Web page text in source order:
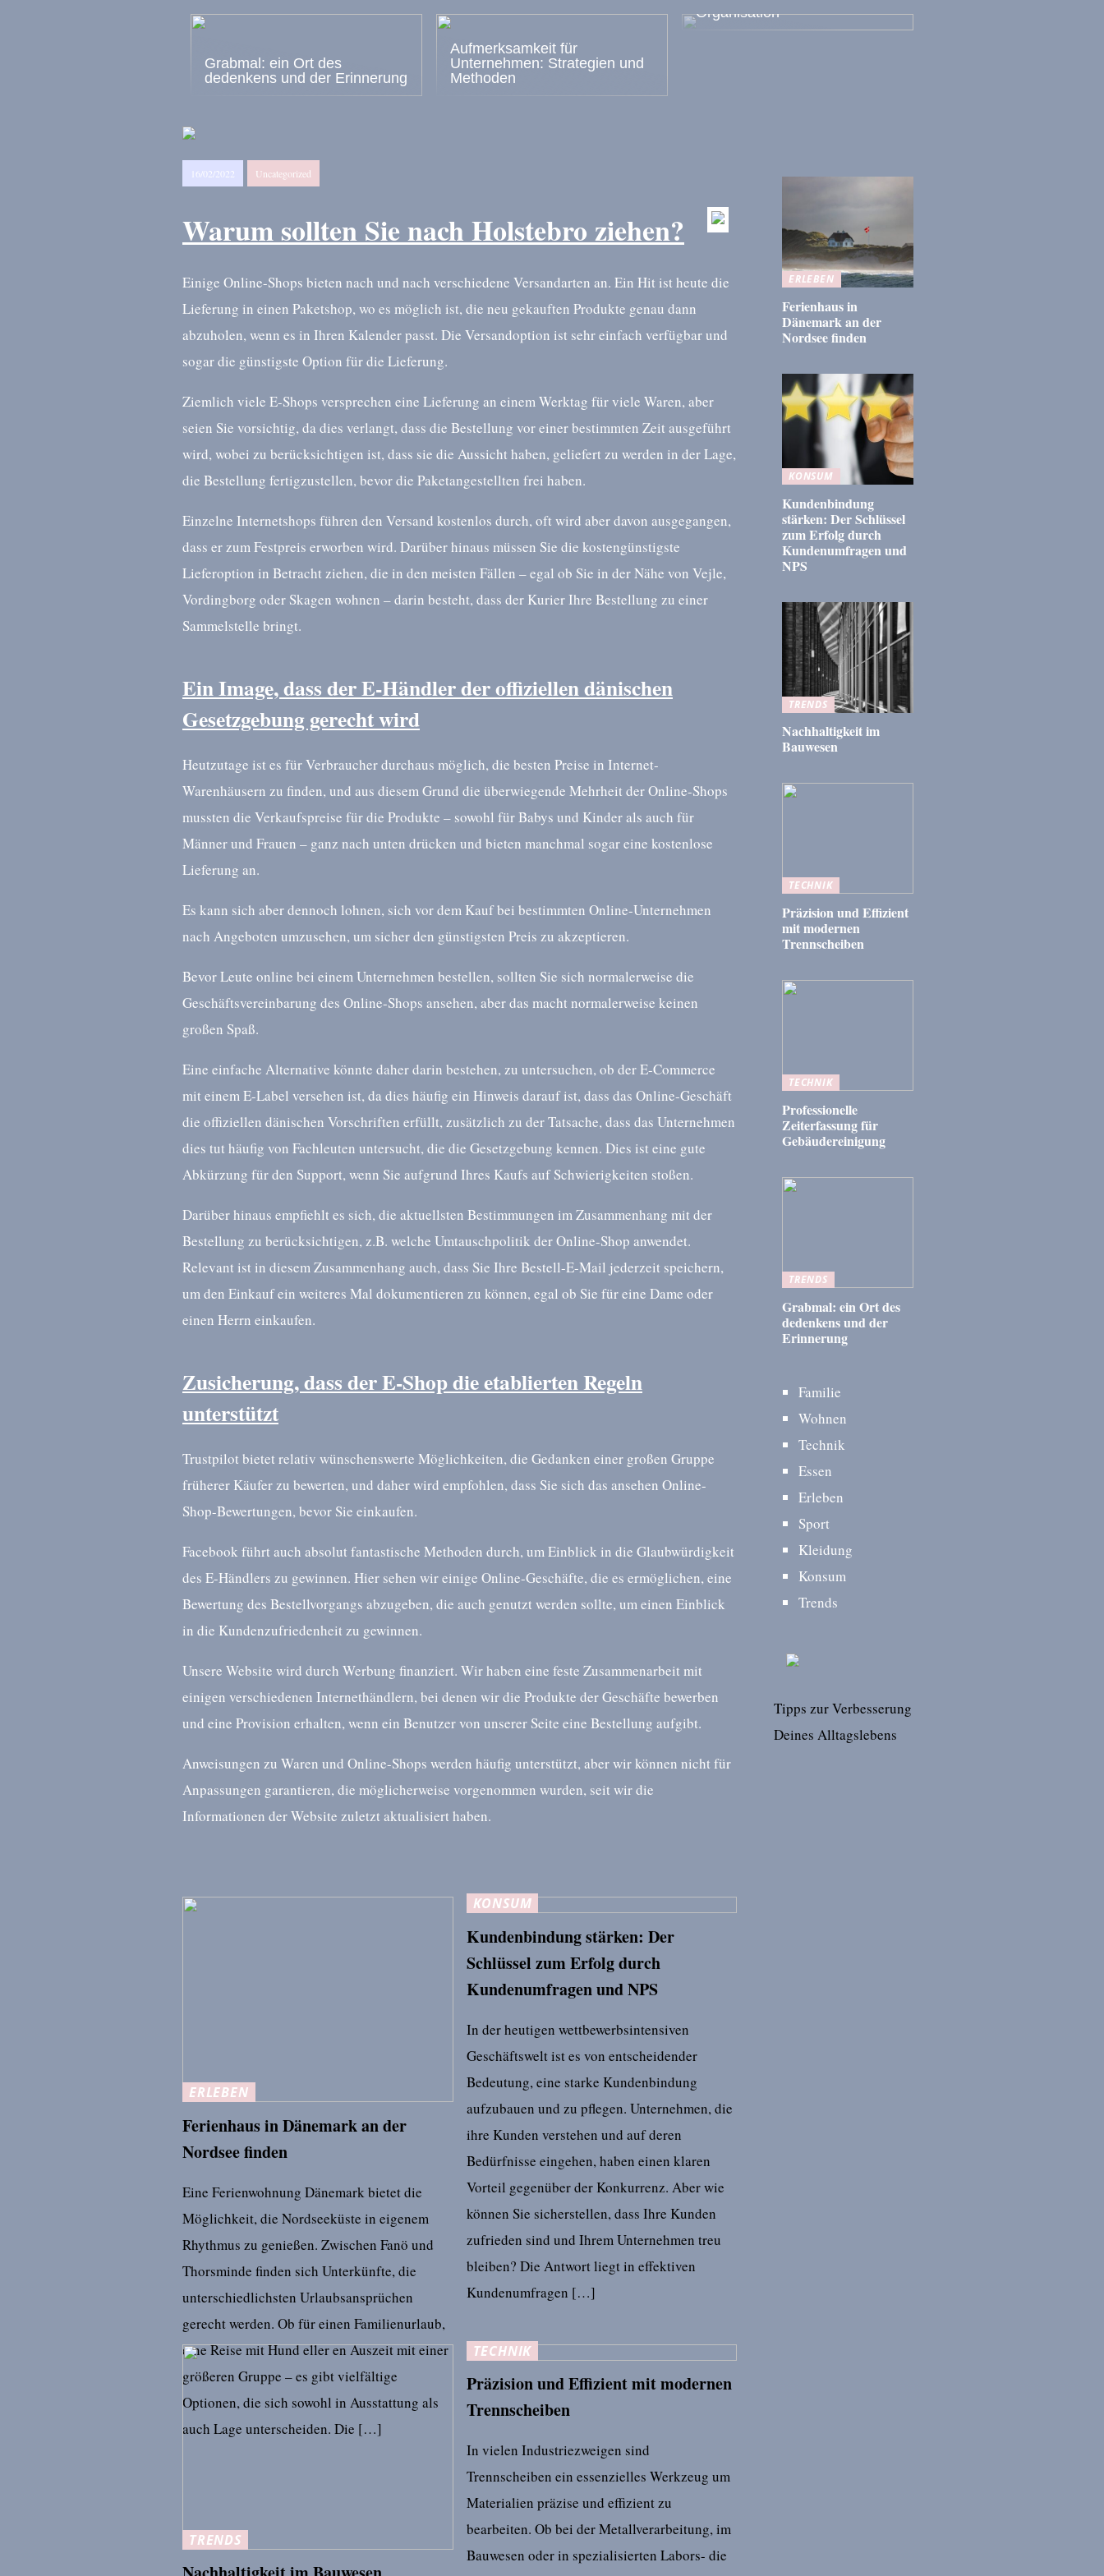
Grabmal: ein Ort des
dedenkens und der Erinnerung
Aufmerksamkeit für
Unternehmen: Strategien und
Methoden
Organisation
16/02/2022 Uncategorized
Warum sollten Sie nach Holstebro ziehen?
Einige Online-Shops bieten nach und nach verschiedene Versandarten an. Ein Hit ist heute die
Lieferung in einen Paketshop, wo es möglich ist, die neu gekauften Produkte genau dann
abzuholen, wenn es in Ihren Kalender passt. Die Versandoption ist sehr einfach verfügbar und
sogar die günstigste Option für die Lieferung.
Ziemlich viele E-Shops versprechen eine Lieferung an einem Werktag für viele Waren, aber
seien Sie vorsichtig, da dies verlangt, dass die Bestellung vor einer bestimmten Zeit ausgeführt
wird, wobei zu berücksichtigen ist, dass sie die Aussicht haben, geliefert zu werden in der Lage,
die Bestellung fertigzustellen, bevor die Paketangestellten frei haben.
Einzelne Internetshops führen den Versand kostenlos durch, oft wird aber davon ausgegangen,
dass er zum Festpreis erworben wird. Darüber hinaus müssen Sie die kostengünstigste
Lieferoption in Betracht ziehen, die in den meisten Fällen – egal ob Sie in der Nähe von Vejle,
Vordingborg oder Skagen wohnen – darin besteht, dass der Kurier Ihre Bestellung zu einer
Sammelstelle bringt.
Ein Image, dass der E-Händler der offiziellen dänischen
Gesetzgebung gerecht wird
Heutzutage ist es für Verbraucher durchaus möglich, die besten Preise in Internet-
Warenhäusern zu finden, und aus diesem Grund die überwiegende Mehrheit der Online-Shops
mussten die Verkaufspreise für die Produkte – sowohl für Babys und Kinder als auch für
Männer und Frauen – ganz nach unten drücken und bieten manchmal sogar eine kostenlose
Lieferung an.
Es kann sich aber dennoch lohnen, sich vor dem Kauf bei bestimmten Online-Unternehmen
nach Angeboten umzusehen, um sicher den günstigsten Preis zu akzeptieren.
Bevor Leute online bei einem Unternehmen bestellen, sollten Sie sich normalerweise die
Geschäftsvereinbarung des Online-Shops ansehen, aber das macht normalerweise keinen
großen Spaß.
Eine einfache Alternative könnte daher darin bestehen, zu untersuchen, ob der E-Commerce
mit einem E-Label versehen ist, da dies häufig ein Hinweis darauf ist, dass das Online-Geschäft
die offiziellen dänischen Vorschriften erfüllt, zusätzlich zu der Tatsache, dass das Unternehmen
dies tut häufig von Fachleuten untersucht, die die Gesetzgebung kennen. Dies ist eine gute
Abkürzung für den Support, wenn Sie aufgrund Ihres Kaufs auf Schwierigkeiten stoßen.
Darüber hinaus empfiehlt es sich, die aktuellsten Bestimmungen im Zusammenhang mit der
Bestellung zu berücksichtigen, z.B. welche Umtauschpolitik der Online-Shop anwendet.
Relevant ist in diesem Zusammenhang auch, dass Sie Ihre Bestell-E-Mail jederzeit speichern,
um den Einkauf ein weiteres Mal dokumentieren zu können, egal ob Sie für eine Dame oder
einen Herrn einkaufen.
Zusicherung, dass der E-Shop die etablierten Regeln
unterstützt
Trustpilot bietet relativ wünschenswerte Möglichkeiten, die Gedanken einer großen Gruppe
früherer Käufer zu bewerten, und daher wird empfohlen, dass Sie sich das ansehen Online-
Shop-Bewertungen, bevor Sie einkaufen.
Facebook führt auch absolut fantastische Methoden durch, um Einblick in die Glaubwürdigkeit
des E-Händlers zu gewinnen. Hier sehen wir einige Online-Geschäfte, die es ermöglichen, eine
Bewertung des Bestellvorgangs abzugeben, die auch genutzt werden sollte, um einen Einblick
in die Kundenzufriedenheit zu gewinnen.
Unsere Website wird durch Werbung finanziert. Wir haben eine feste Zusammenarbeit mit
einigen verschiedenen Internethändlern, bei denen wir die Produkte der Geschäfte bewerben
und eine Provision erhalten, wenn ein Benutzer von unserer Seite eine Bestellung aufgibt.
Anweisungen zu Waren und Online-Shops werden häufig unterstützt, aber wir können nicht für
Anpassungen garantieren, die möglicherweise vorgenommen wurden, seit wir die
Informationen der Website zuletzt aktualisiert haben.
ERLEBEN
Ferienhaus in Dänemark an der
Nordsee finden
Eine Ferienwohnung Dänemark bietet die
Möglichkeit, die Nordseeküste in eigenem
Rhythmus zu genießen. Zwischen Fanö und
Thorsminde finden sich Unterkünfte, die
unterschiedlichsten Urlaubsansprüchen
gerecht werden. Ob für einen Familienurlaub,
eine Reise mit Hund eller en Auszeit mit einer
größeren Gruppe – es gibt vielfältige
Optionen, die sich sowohl in Ausstattung als
auch Lage unterscheiden. Die […]
KONSUM
Kundenbindung stärken: Der
Schlüssel zum Erfolg durch
Kundenumfragen und NPS
In der heutigen wettbewerbsintensiven
Geschäftswelt ist es von entscheidender
Bedeutung, eine starke Kundenbindung
aufzubauen und zu pflegen. Unternehmen, die
ihre Kunden verstehen und auf deren
Bedürfnisse eingehen, haben einen klaren
Vorteil gegenüber der Konkurrenz. Aber wie
können Sie sicherstellen, dass Ihre Kunden
zufrieden sind und Ihrem Unternehmen treu
bleiben? Die Antwort liegt in effektiven
Kundenumfragen […]
TRENDS
TECHNIK
Präzision und Effizient mit modernen
Trennscheiben
In vielen Industriezweigen sind
Trennscheiben ein essenzielles Werkzeug um
Materialien präzise und effizient zu
bearbeiten. Ob bei der Metallverarbeitung, im
Bauwesen oder in spezialisierten Labors- die
ERLEBEN
Ferienhaus in
Dänemark an der
Nordsee finden
KONSUM
Kundenbindung
stärken: Der Schlüssel
zum Erfolg durch
Kundenumfragen und
NPS
TRENDS
Nachhaltigkeit im
Bauwesen
TECHNIK
Präzision und Effizient
mit modernen
Trennscheiben
TECHNIK
Professionelle
Zeiterfassung für
Gebäudereinigung
TRENDS
Grabmal: ein Ort des
dedenkens und der
Erinnerung
Familie
Wohnen
Technik
Essen
Erleben
Sport
Kleidung
Konsum
Trends
Tipps zur Verbesserung
Deines Alltagslebens